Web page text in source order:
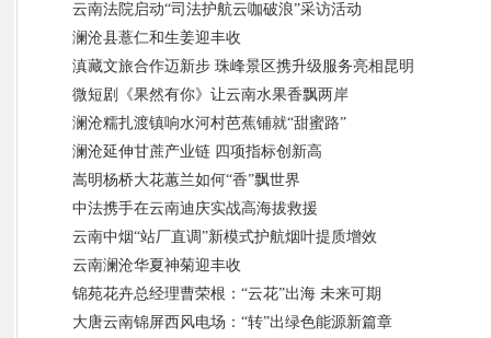
云南法院启动“司法护航云咖破浪”采访活动
澜沧县薏仁和生姜迎丰收
滇藏文旅合作迈新步 珠峰景区携升级服务亮相昆明
微短剧《果然有你》让云南水果香飘两岸
澜沧糯扎渡镇响水河村芭蕉铺就“甜蜜路”
澜沧延伸甘蔗产业链 四项指标创新高
嵩明杨桥大花蕙兰如何“香”飘世界
中法携手在云南迪庆实战高海拔救援
云南中烟“站厂直调”新模式护航烟叶提质增效
云南澜沧华夏神菊迎丰收
锦苑花卉总经理曹荣根：“云花”出海 未来可期
大唐云南锦屏西风电场：“转”出绿色能源新篇章